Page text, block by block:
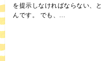
を提示しなければならない、
んです。 でも、…